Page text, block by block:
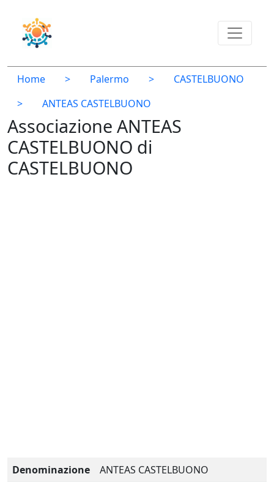
Home > Palermo >
CASTELBUONO
>
ANTEAS CASTELBUONO
Associazione ANTEAS
CASTELBUONO di
CASTELBUONO
Denominazione
ANTEAS CASTELBUONO